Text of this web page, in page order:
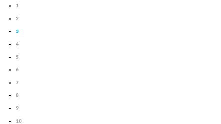
1
2
3
4
5
6
7
8
9
10